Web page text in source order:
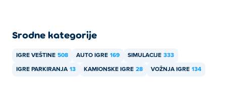
Srodne kategorije
IGRE VEŠTINE 508 AUTO IGRE 169 SIMULACIJE 333
IGRE PARKIRANJA 13 KAMIONSKE IGRE 28 VOŽNJA IGRE 134